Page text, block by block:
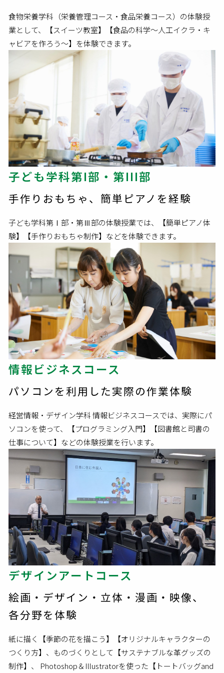
食物栄養学科（栄養管理コース・食品栄養コース）の体験授
業として、【スイーツ教室】【食品の科学～人工イクラ・キ
ャビアを作ろう～】を体験できます。
子ども学科第I部・第III部
手作りおもちゃ、簡単ピアノを経験
子ども学科第Ⅰ部・第Ⅲ部の体験授業では、【簡単ピアノ体
験】【手作りおもちゃ制作】などを体験できます。
情報ビジネスコース
パソコンを利用した実際の作業体験
経営情報・デザイン学科 情報ビジネスコースでは、実際にパ
ソコンを使って、【プログラミング入門】【図書館と司書の
仕事について】などの体験授業を行います。
デザインアートコース
絵画・デザイン・立体・漫画・映像、
各分野を体験
紙に描く【季節の花を描こう】【オリジナルキャラクターの
つくり方】、ものづくりとして【サステナブルな革グッズの
制作】、 Photoshop＆Illustratorを使った【トートバッグand